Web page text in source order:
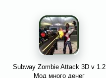
Subway Zombie Attack 3D v 1.2
Мод много денег